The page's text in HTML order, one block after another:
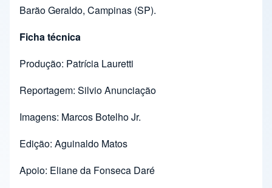
Barão Geraldo, Campinas (SP).
Ficha técnica
Produção: Patrícia Lauretti
Reportagem: Silvio Anunciação
Imagens: Marcos Botelho Jr.
Edição: Aguinaldo Matos
Apoio: Eliane da Fonseca Daré